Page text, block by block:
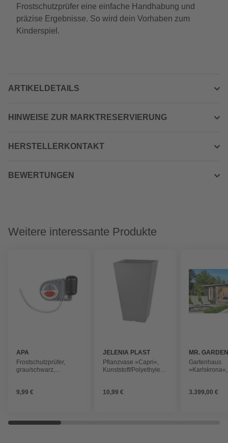
Frostschutzprüfer eine einfache Handhabung und
präzise Ergebnisse. So wird dein Vorhaben zum
Kinderspiel.
ARTIKELDETAILS
HINWEISE ZUR MARKTRESERVIERUNG
HERSTELLERKONTAKT
BEWERTUNGEN
Weitere interessante Produkte
APA
Frostschutzprüfer,
grau/schwarz,
9,99 €
JELENIA PLAST
Pflanzvase »Capri«,
Kunststoff/Polyethylen
10,99 €
MR.
Gartenhaus
grüngrau/
3.399,00 €